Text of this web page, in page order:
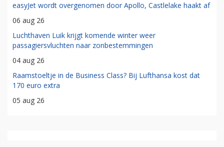
easyJet wordt overgenomen door Apollo, Castlelake haakt af
06 aug 26
Luchthaven Luik krijgt komende winter weer
passagiersvluchten naar zonbestemmingen
04 aug 26
Raamstoeltje in de Business Class? Bij Lufthansa kost dat
170 euro extra
05 aug 26